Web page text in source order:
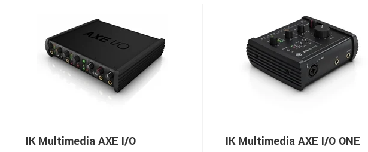
IK Multimedia AXE I/O IK Multimedia AXE I/O ONE